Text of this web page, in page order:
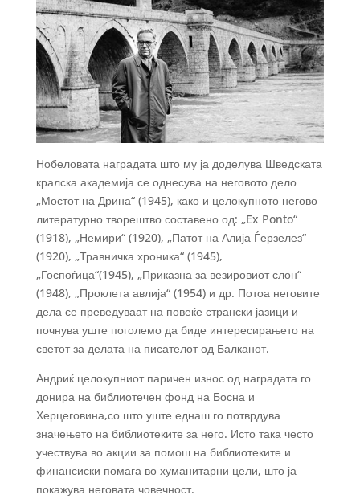
Нобеловата наградата што му ја доделува Шведската
кралска академија се однесува на неговото дело
„Мостот на Дрина“ (1945), како и целокупното негово
литературно творештво составено од: „Ex Ponto“
(1918), „Немири“ (1920), „Патот на Алија Ѓерзелез“
(1920), „Травничка хроника“ (1945),
„Госпоѓица“(1945), „Приказна за везировиот слон“
(1948), „Проклета авлија“ (1954) и др. Потоа неговите
дела се преведуваат на повеќе странски јазици и
почнува уште поголемо да биде интересирањето на
светот за делата на писателот од Балканот.
Андриќ целокупниот паричен износ од наградата го
донира на библиотечен фонд на Босна и
Херцеговина,со што уште еднаш го потврдува
значењето на библиотеките за него. Исто така често
учествува во акции за помош на библиотеките и
финансиски помага во хуманитарни цели, што ја
покажува неговата човечност.